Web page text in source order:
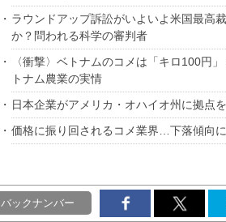
ラウンドアップ訴訟がいよいよ米国最高
か？問われる科学の審判者
〈衝撃〉ベトナムのコメは「キロ100円
トナム農業の実情
日本企業がアメリカ・オハイオ州に拠点
価格に振り回されるコメ業界…下落傾向
バックナンバー